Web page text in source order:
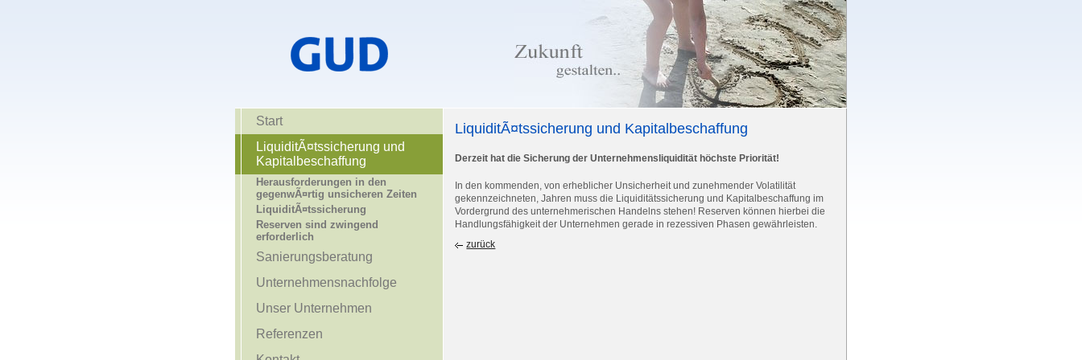
LiquiditÃ¤tssicherung und Kapitalbeschaffung
Derzeit hat die Sicherung der Unternehmensliquidität höchste Priorität!
In den kommenden, von erheblicher Unsicherheit und zunehmender Volatilität
gekennzeichneten, Jahren muss die Liquiditätssicherung und Kapitalbeschaffung im
Vordergrund des unternehmerischen Handelns stehen! Reserven können hierbei die
Handlungsfähigkeit der Unternehmen gerade in rezessiven Phasen gewährleisten.
zurück
Start
LiquiditÃ¤tssicherung und
Kapitalbeschaffung
Herausforderungen in den
gegenwÃ¤rtig unsicheren Zeiten
LiquiditÃ¤tssicherung
Reserven sind zwingend
erforderlich
Sanierungsberatung
Unternehmensnachfolge
Unser Unternehmen
Referenzen